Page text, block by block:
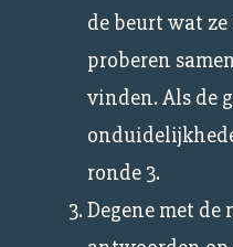
de beurt wat
proberen
vinden. Als de
ronde 3.
Degene met de